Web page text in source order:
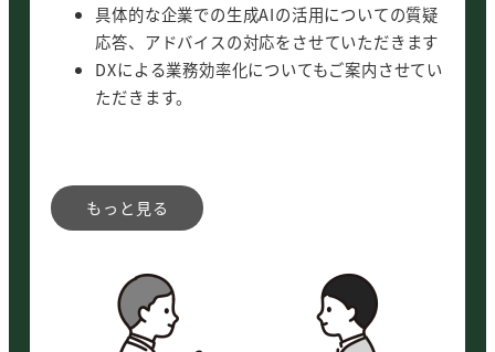
生成AIの企業での活用を想定した研
修ですので、学術的な研修にならず
実践的です。
生成AIにより事業環境がどう変わる
可能です。
具体的な企業での生成AIの活用についての質疑
応答、アドバイスの対応をさせていただきます
DXによる業務効率化についてもご案内させてい
ただきます。
ポイント
きる場合もあります。「生成AIの活
用ありき」ではないので、無理な生
成AI導入になりません。